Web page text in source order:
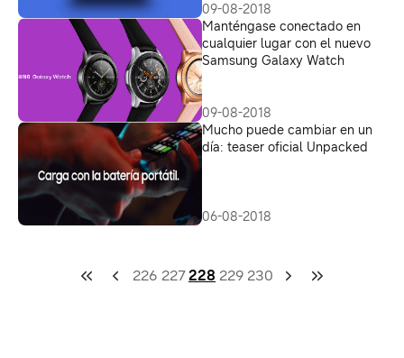
09-08-2018
Manténgase conectado en
cualquier lugar con el nuevo
Samsung Galaxy Watch
09-08-2018
Mucho puede cambiar en un
día: teaser oficial Unpacked
06-08-2018
226 227228 229 230